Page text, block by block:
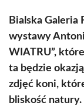
Bialska Galeria
wystawy
WIATRU”,
ta będzie
zdjęć koni,
bliskość